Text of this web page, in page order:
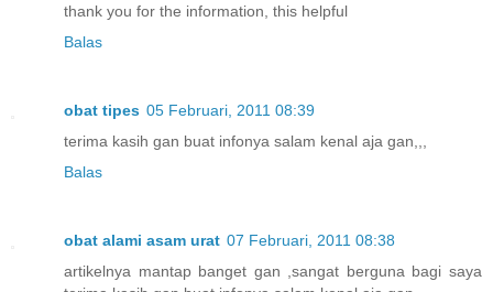
thank you for the information, this helpful
Balas
obat tipes 05 Februari, 2011 08:39
terima kasih gan buat infonya salam kenal aja gan,,,
Balas
obat alami asam urat 07 Februari, 2011 08:38
artikelnya mantap banget gan ,sangat berguna bagi saya